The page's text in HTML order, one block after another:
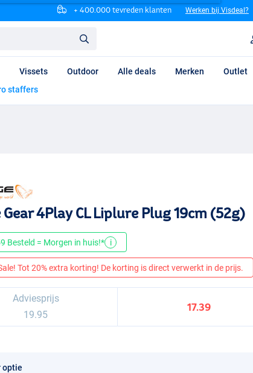
+ 400.000 tevreden klanten Werken bij Visdeal?
Vissets Outdoor Alle deals Merken Outlet
staffers
Gear 4Play CL Liplure Plug 19cm (52g)
Besteld = Morgen in huis!* i
Tot 20% extra korting! De korting is direct verwerkt in de prijs.
Adviesprijs
19.95
17.39